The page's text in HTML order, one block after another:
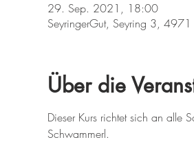
29. Sep. 2021, 18:00
SeyringerGut, Seyring 3, 4971
Über die
Dieser Kurs richtet sich an alle
Schwammerl.